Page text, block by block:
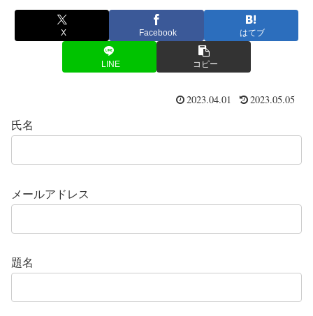
X Facebook はてブ
LINE コピー
2023.04.01 2023.05.05
氏名
メールアドレス
題名